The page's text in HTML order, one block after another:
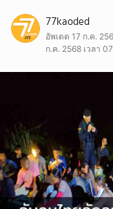
77kaoded
อัพเดต 17 ก.ค.
ก.ค. 2568 เวลา